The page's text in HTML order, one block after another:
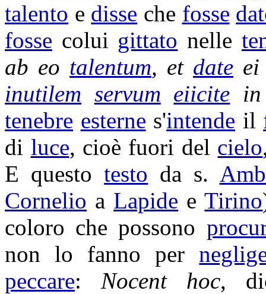
talento e disse che fosse
fosse colui gittato nelle
ab eo talentum, et date
inutilem servum eiicite
tenebre esterne s'intende il
di luce, cioè fuori del cielo
E questotesto da s.
Cornelio a Lapide eTirino
coloro che possono
non lo fanno per
peccare: Nocenthoc,